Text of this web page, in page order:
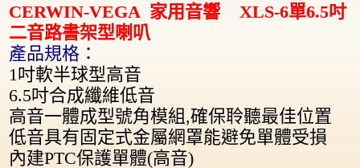
CERWIN-VEGA 家用音響 XLS-6單6.5吋
二音路書架型喇叭
產品規格：
1吋軟半球型高音
6.5吋合成纖維低音
高音一體成型號角模組,確保聆聽最佳位置
低音具有固定式金屬網罩能避免單體受損
內建PTC保護單體(高音)